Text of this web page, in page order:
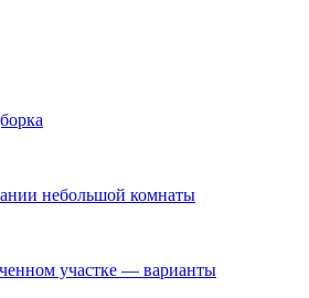
небольшой комнаты
участке — варианты